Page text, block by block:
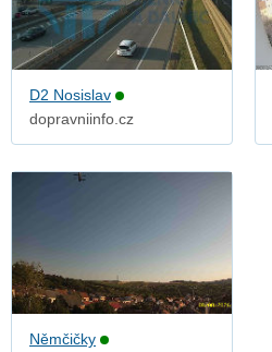
D2 Nosislav
dopravniinfo.cz
Němčičky